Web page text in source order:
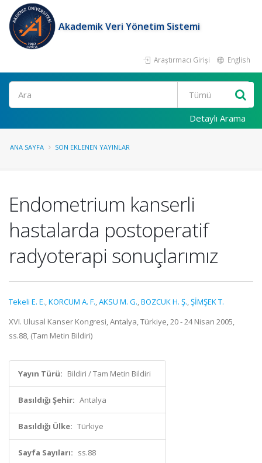
Akademik Veri Yönetim Sistemi
Araştırmacı Girişi English
Ara
Detaylı Arama
ANA SAYFA SON EKLENEN YAYINLAR
Endometrium kanserli
hastalarda postoperatif
radyoterapi sonuçlarımız
Tekeli E. E.,KORCUM A. F.,AKSU M. G.,BOZCUK H. Ş.,ŞİMŞEK T.
XVI. Ulusal Kanser Kongresi, Antalya, Türkiye, 20 - 24 Nisan 2005,
ss.88, (Tam Metin Bildiri)
Yayın Türü: Bildiri / Tam Metin Bildiri
Basıldığı Şehir: Antalya
Basıldığı Ülke: Türkiye
Sayfa Sayıları: ss.88